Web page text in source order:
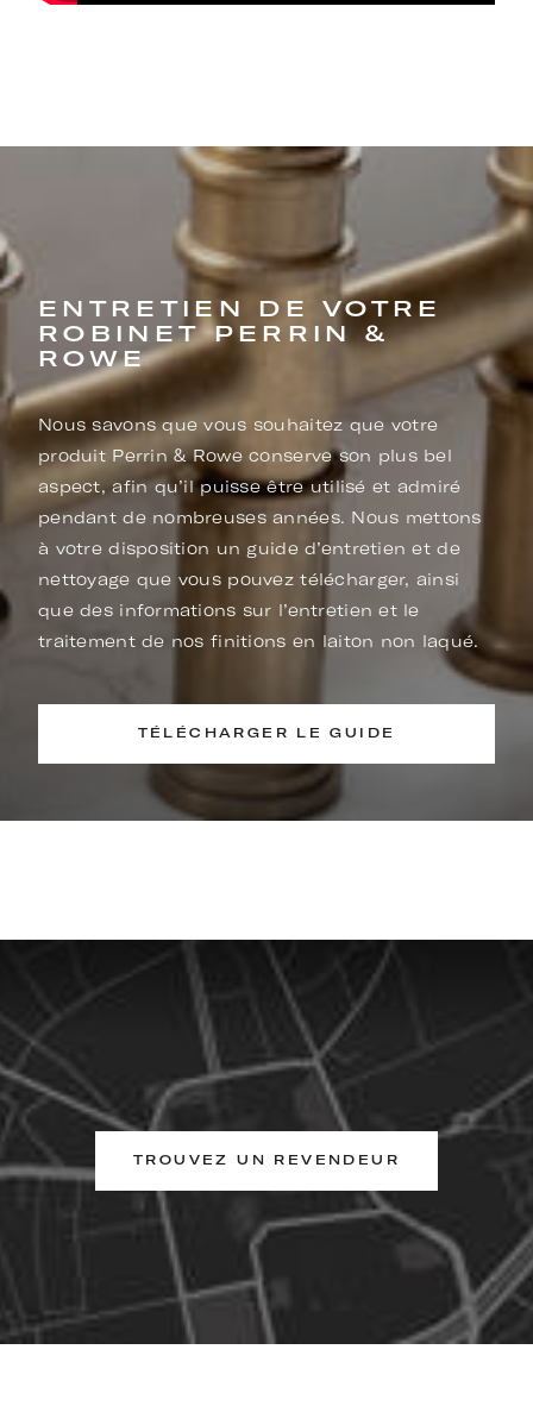
ENTRETIEN DE VOTRE
ROBINET PERRIN &
ROWE
Nous savons que vous souhaitez que votre
produit Perrin & Rowe conserve son plus bel
aspect, afin qu’il puisse être utilisé et admiré
pendant de nombreuses années. Nous mettons
à votre disposition un guide d’entretien et de
nettoyage que vous pouvez télécharger, ainsi
que des informations sur l’entretien et le
traitement de nos finitions en laiton non laqué.
TÉLÉCHARGER LE GUIDE
TROUVEZ UN REVENDEUR